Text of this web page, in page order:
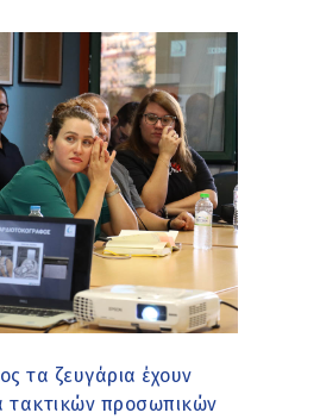
τα ζευγάρια έχουν
τακτικών προσωπικών